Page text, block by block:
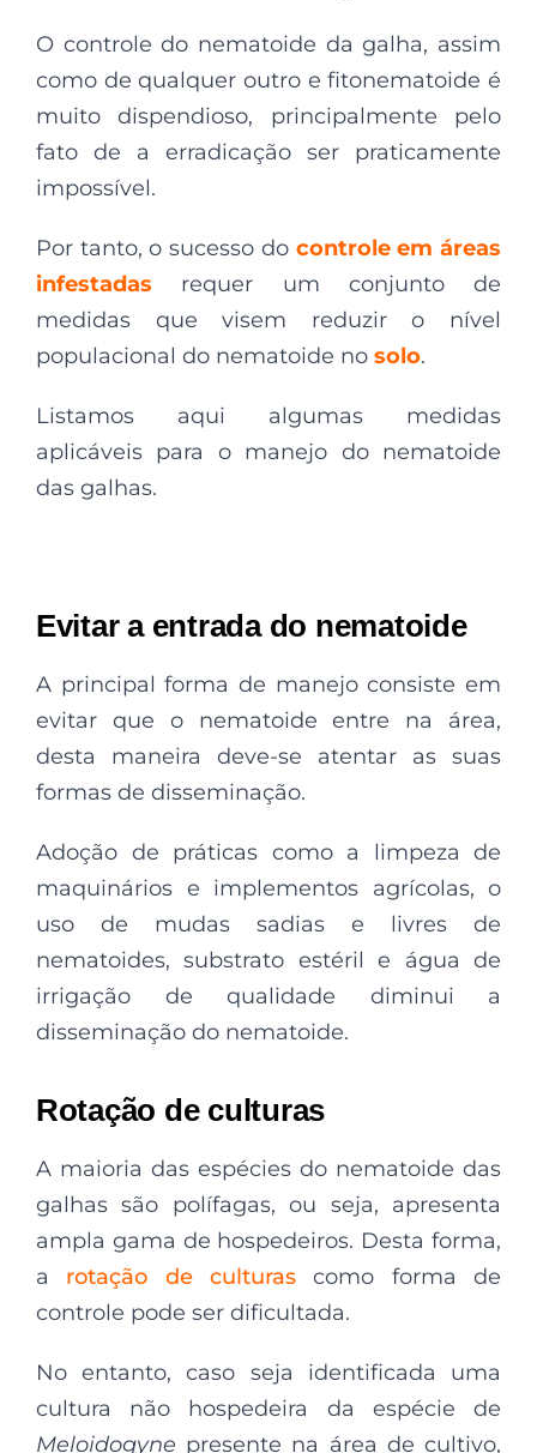
O controle do nematoide da galha, assim
como de qualquer outro e fitonematoide é
muito dispendioso, principalmente pelo
fato de a erradicação ser praticamente
impossível.
Por tanto, o sucesso do controle em áreas
infestadas requer um conjunto de
medidas que visem reduzir o nível
populacional do nematoide no solo.
Listamos aqui algumas medidas
aplicáveis para o manejo do nematoide
das galhas.
Evitar a entrada do nematoide
A principal forma de manejo consiste em
evitar que o nematoide entre na área,
desta maneira deve-se atentar as suas
formas de disseminação.
Adoção de práticas como a limpeza de
maquinários e implementos agrícolas, o
uso de mudas sadias e livres de
nematoides, substrato estéril e água de
irrigação de qualidade diminui a
disseminação do nematoide.
Rotação de culturas
A maioria das espécies do nematoide das
galhas são polífagas, ou seja, apresenta
ampla gama de hospedeiros. Desta forma,
a rotação de culturas
como forma de
controle pode ser dificultada.
No entanto, caso seja identificada uma
cultura não hospedeira da espécie de
Meloidogyne presente na área de cultivo,